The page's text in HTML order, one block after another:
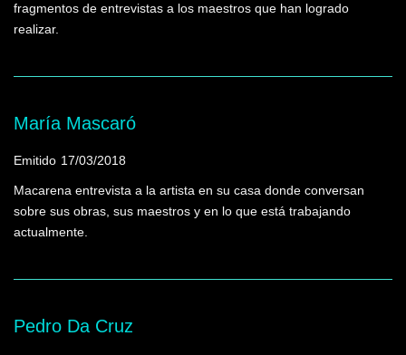
fragmentos de entrevistas a los maestros que han logrado
realizar.
María Mascaró
Emitido 17/03/2018
Macarena entrevista a la artista en su casa donde conversan
sobre sus obras, sus maestros y en lo que está trabajando
actualmente.
Pedro Da Cruz